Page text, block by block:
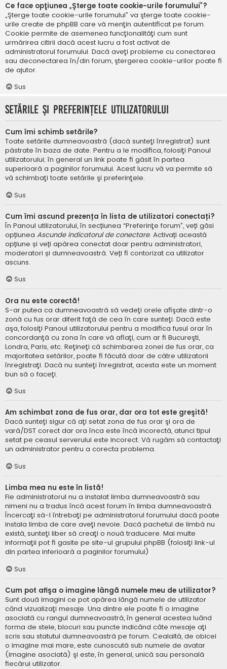
Ce face opţiunea „Şterge toate cookie-urile forumului”?
„Şterge toate cookie-urile forumului” va şterge toate cookie-
urile create de phpBB care vă menţin autentificat pe forum.
Cookie permite de asemenea funcţionalităţi cum sunt
urmărirea citirii dacă acest lucru a fost activat de
administratorul forumului. Dacă aveţi probleme cu conectarea
sau deconectarea în/din forum, ştergerea cookie-urilor poate fi
de ajutor.
Sus
Setările şi preferinţele utilizatorului
Cum îmi schimb setările?
Toate setările dumneavoastră (dacă sunteţi înregistrat) sunt
păstrate în baza de date. Pentru a le modifica, folosiţi Panoul
utilizatorului; în general un link poate fi găsit în partea
superioară a paginilor forumului. Acest lucru vă va permite să
vă schimbaţi toate setările şi preferinţele.
Sus
Cum îmi ascund prezența în lista de utilizatori conectați?
În Panoul utilizatorului, în secțiunea “Preferinţe forum”, veți găsi
opțiunea Ascunde indicatorul de conectare. Activați această
opțiune și veți apărea conectat doar pentru administratori,
moderatori și dumneavoastră. Veți fi contorizat ca utilizator
ascuns.
Sus
Ora nu este corectă!
S-ar putea ca dumneavoastră să vedeţi orele afişate dintr-o
zonă cu fus orar diferit faţă de cea în care sunteţi. Dacă este
aşa, folosiţi Panoul utilizatorului pentru a modifica fusul orar în
concordanţă cu zona în care vă aflaţi, cum ar fi Bucureşti,
Londra, Paris, etc. Reţineţi că schimbarea zonei de fus orar, ca
majoritatea setărilor, poate fi făcută doar de către utilizatorii
înregistraţi. Dacă nu sunteţi înregistrat, acesta este un moment
bun să o faceţi.
Sus
Am schimbat zona de fus orar, dar ora tot este greşită!
Dacă sunteţi sigur că aţi setat zona de fus orar şi ora de
vară/DST corect dar ora înca este încă incorectă, atunci tipul
setat pe ceasul serverului este incorect. Vă rugăm să contactaţi
un administrator pentru a corecta problema.
Sus
Limba mea nu este în listă!
Fie administratorul nu a instalat limba dumneavoastră sau
nimeni nu a tradus încă acest forum în limba dumneavoastră.
Încercaţi să-l întrebaţi pe administratorul forumului dacă poate
instala limba de care aveţi nevoie. Dacă pachetul de limbă nu
există, sunteţi liber să creaţi o nouă traducere. Mai multe
informaţii pot fi gasite pe site-ul grupului phpBB (folosiţi link-ul
din partea inferioară a paginilor forumului)
Sus
Cum pot afişa o imagine lângă numele meu de utilizator?
Sunt două imagini ce pot apărea lângă numele de utilizator
când vizualizaţi mesaje. Una dintre ele poate fi o imagine
asociată cu rangul dumneavoastră, în general acestea luând
forma de stele, blocuri sau puncte indicând câte mesaje aţi
scris sau statutul dumneavoastră pe forum. Cealaltă, de obicei
o imagine mai mare, este cunoscută sub numele de avatar
(imagine asociată) şi este, în general, unică sau personală
fiecărui utilizator.